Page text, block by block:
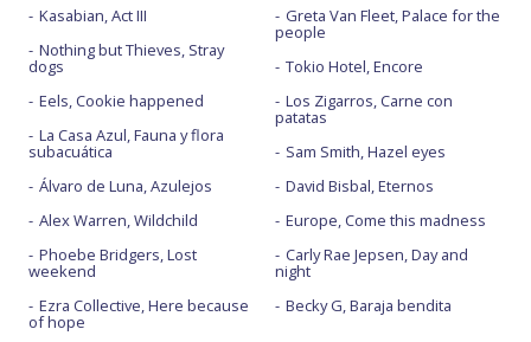
Kasabian, Act III
Nothing but Thieves, Stray
dogs
Eels, Cookie happened
La Casa Azul, Fauna y flora
subacuática
Álvaro de Luna, Azulejos
Alex Warren, Wildchild
Phoebe Bridgers, Lost
weekend
Ezra Collective, Here because
of hope
Greta Van Fleet, Palace for the
people
Tokio Hotel, Encore
Los Zigarros, Carne con
patatas
Sam Smith, Hazel eyes
David Bisbal, Eternos
Europe, Come this madness
Carly Rae Jepsen, Day and
night
Becky G, Baraja bendita